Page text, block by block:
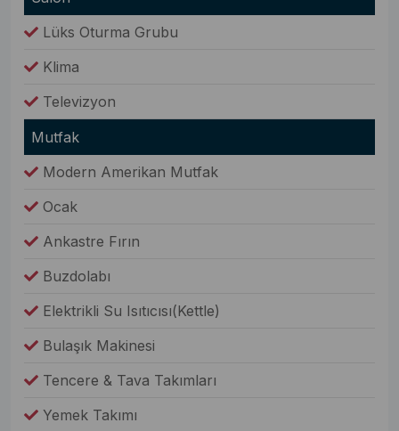
Lüks Oturma Grubu
Klima
Televizyon
Mutfak
Modern Amerikan Mutfak
Ocak
Ankastre Fırın
Buzdolabı
Elektrikli Su Isıtıcısı(Kettle)
Bulaşık Makinesi
Tencere & Tava Takımları
Yemek Takımı